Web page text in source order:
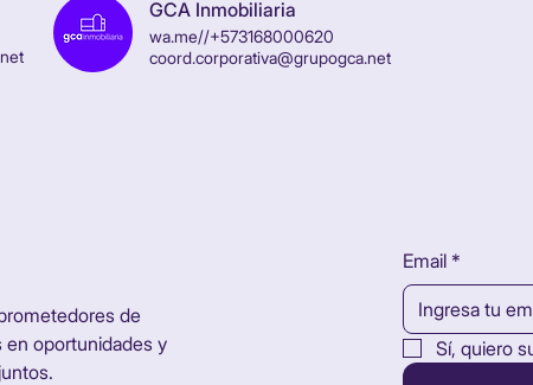
GCA Inmobiliaria
wa.me//+573168000620
coord.corporativa@grupogca.net
de
en oportunidades y
Email *
Sí, quiero